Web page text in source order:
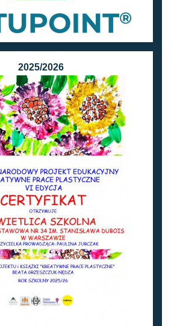
2025/2026